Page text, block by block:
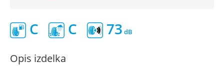
C C 73
Opis izdelka